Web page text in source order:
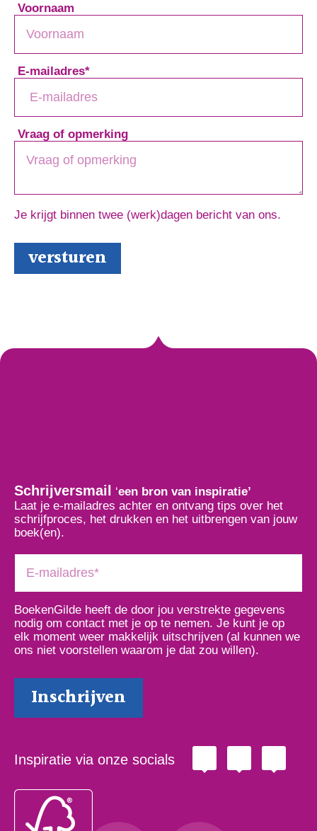
Voornaam
E-mailadres*
Vraag of opmerking
Je krijgt binnen twee (werk)dagen bericht van ons.
Schrijversmail ‘een bron van inspiratie’
Laat je e-mailadres achter en ontvang tips over het
schrijfproces, het drukken en het uitbrengen van jouw
boek(en).
BoekenGilde heeft de door jou verstrekte gegevens
nodig om contact met je op te nemen. Je kunt je op
elk moment weer makkelijk uitschrijven (al kunnen we
ons niet voorstellen waarom je dat zou willen).
Inspiratie via onze socials